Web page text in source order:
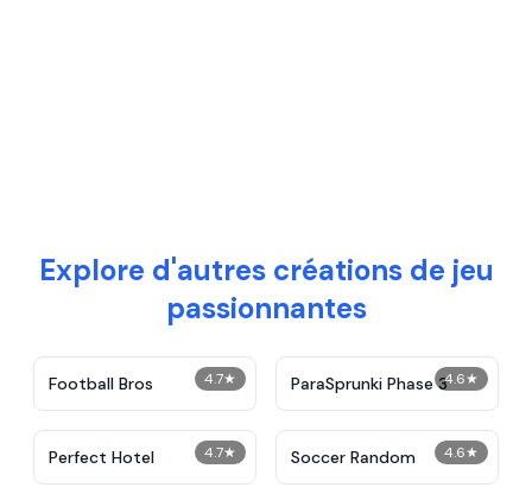
Explore d'autres créations de jeu
passionnantes
4.7★
Football Bros 4.6★
ParaSprunki Phase 3
4.7★
Perfect Hotel 4.6★
Soccer Random